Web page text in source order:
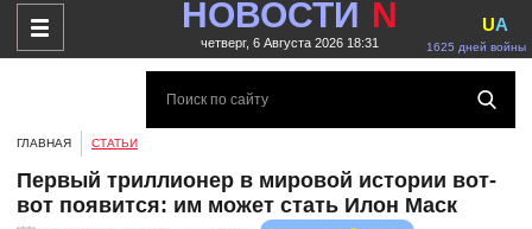
НОВОСТИ N
четверг, 6 Августа 2026 18:31 1625 дней войны
UA
ГЛАВНАЯ СТАТЬИ
Первый триллионер в мировой истории вот-
вот появится: им может стать Илон Маск